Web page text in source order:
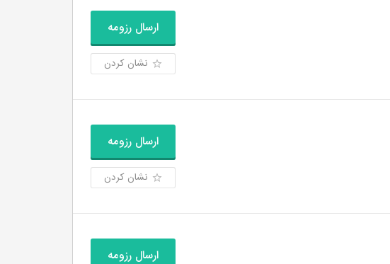
ارسال رزومه
نشان کردن
ارسال رزومه
نشان کردن
ارسال رزومه